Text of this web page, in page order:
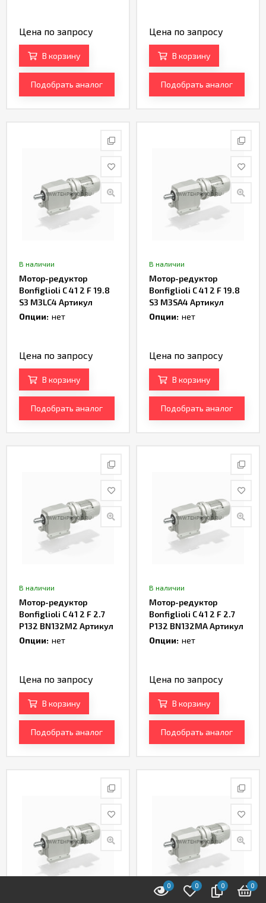
Цена по запросу
В корзину
Подобрать аналог
Цена по запросу
В корзину
Подобрать аналог
В наличии
Мотор-редуктор
Bonfiglioli C 41 2 F 19.8
S3 M3LC4 Артикул
TH166758
Опции: нет
Цена по запросу
В корзину
Подобрать аналог
В наличии
Мотор-редуктор
Bonfiglioli C 41 2 F 19.8
S3 M3SA4 Артикул
TH161988
Опции: нет
Цена по запросу
В корзину
Подобрать аналог
В наличии
Мотор-редуктор
Bonfiglioli C 41 2 F 2.7
P132 BN132M2 Артикул
TH170382
Опции: нет
Цена по запросу
В корзину
Подобрать аналог
В наличии
Мотор-редуктор
Bonfiglioli C 41 2 F 2.7
P132 BN132MA Артикул
TH170388
Опции: нет
Цена по запросу
В корзину
Подобрать аналог
0 0 0 0